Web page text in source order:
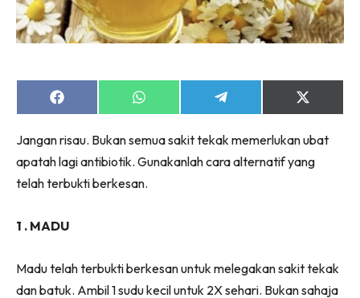
Share
on
Share
on
Share
on
Share
on
(Twitter)
Jangan risau. Bukan semua sakit tekak memerlukan ubat
apatah lagi antibiotik. Gunakanlah cara alternatif yang
telah terbukti berkesan.
1 . MADU
Madu telah terbukti berkesan untuk melegakan sakit tekak
dan batuk. Ambil 1 sudu kecil untuk 2X sehari. Bukan sahaja